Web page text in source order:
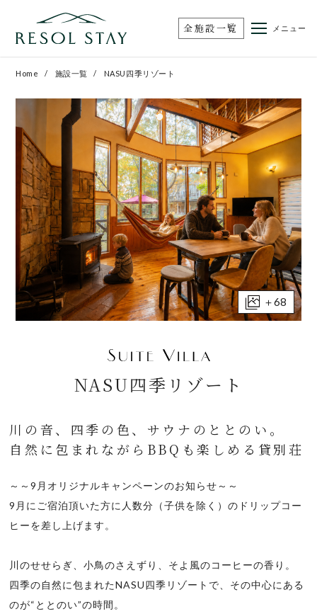
メニュー
全施設一覧
Home 施設一覧 NASU四季リゾート
＋68
NASU四季リゾート
川の音、四季の色、サウナのととのい。
自然に包まれながらBBQも楽しめる貸別荘
～～9月オリジナルキャンペーンのお知らせ～～
9月にご宿泊頂いた方に人数分（子供を除く）のドリップコー
ヒーを差し上げます。
川のせせらぎ、小鳥のさえずり、そよ風のコーヒーの香り。
四季の自然に包まれたNASU四季リゾートで、その中心にある
のが“ととのい”の時間。